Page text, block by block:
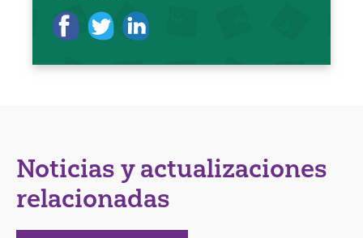
Noticias y actualizaciones
relacionadas